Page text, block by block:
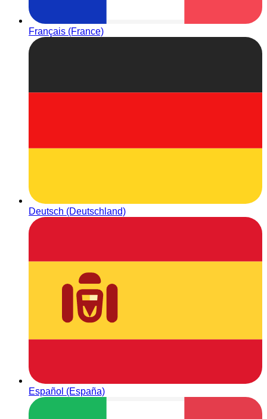
Français (France)
Deutsch (Deutschland)
Español (España)